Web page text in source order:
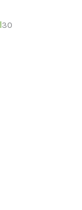
30